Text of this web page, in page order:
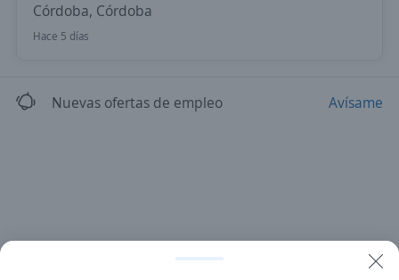
Córdoba, Córdoba
Hace 5 días
Nuevas ofertas de empleo Avísame